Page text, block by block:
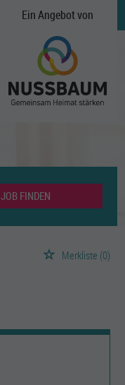
Ein Angebot von
JOB FINDEN
Merkliste (0)